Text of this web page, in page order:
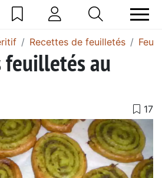
Recettes de feuilletés
au